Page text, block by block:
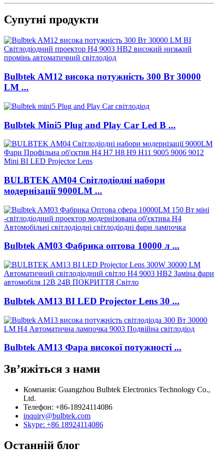
Супутні продукти
Bulbtek AM12 висока потужність 300 Вт 30000
LM ...
Bulbtek Mini5 Plug and Play Car Led B ...
BULBTEK AM04 Світлодіодні набори
модернізації 9000LM ...
Bulbtek AM03 Фабрика оптова 10000 л ...
Bulbtek AM13 BI LED Projector Lens 30 ...
Bulbtek AM13 Фара високої потужності ...
Зв’яжіться з нами
Компанія: Guangzhou Bulbtek Electronics Technology Co.,
Ltd.
Телефон: +86-18924114086
inquiry@bulbtek.com
Skype: +86 18924114086
Останній блог